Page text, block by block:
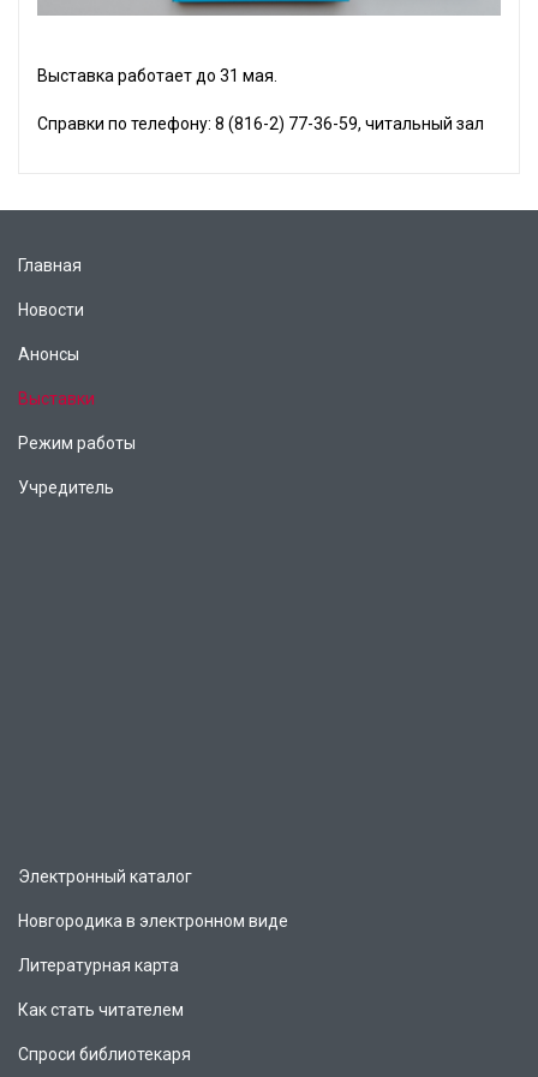
Выставка работает до 31 мая.
Справки по телефону: 8 (816-2) 77-36-59, читальный зал
Главная
Новости
Анонсы
Выставки
Режим работы
Учредитель
Электронный каталог
Новгородика в электронном виде
Литературная карта
Как стать читателем
Спроси библиотекаря